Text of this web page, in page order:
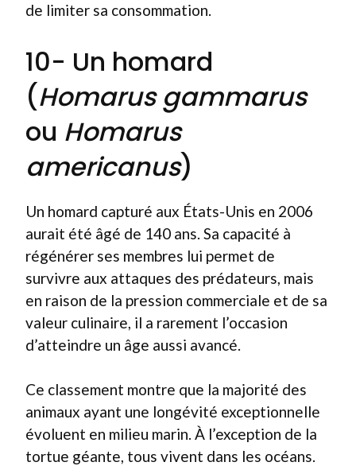
de limiter sa consommation.
10- Un homard
(Homarus gammarus
ou Homarus
americanus)
Un homard capturé aux États-Unis en 2006
aurait été âgé de 140 ans. Sa capacité à
régénérer ses membres lui permet de
survivre aux attaques des prédateurs, mais
en raison de la pression commerciale et de sa
valeur culinaire, il a rarement l’occasion
d’atteindre un âge aussi avancé.
Ce classement montre que la majorité des
animaux ayant une longévité exceptionnelle
évoluent en milieu marin. À l’exception de la
tortue géante, tous vivent dans les océans.